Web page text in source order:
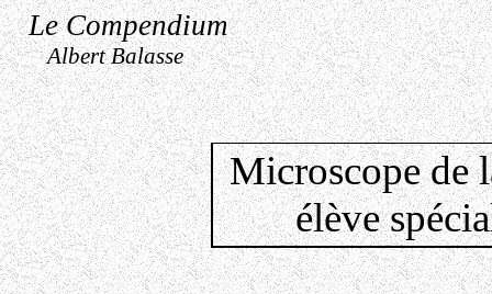
Le Compendium
Albert Balasse
Microscope de
élève